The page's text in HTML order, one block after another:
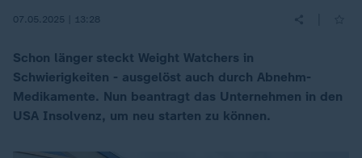
07.05.2025 | 13:28
Schon länger steckt Weight Watchers in
Schwierigkeiten - ausgelöst auch durch Abnehm-
Medikamente. Nun beantragt das Unternehmen in den
USA Insolvenz, um neu starten zu können.